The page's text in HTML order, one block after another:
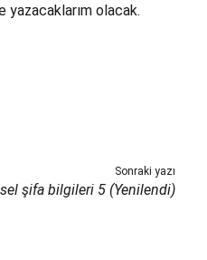
yazacaklarım olacak.
Sonraki yazı
şifa bilgileri 5 (Yenilendi)